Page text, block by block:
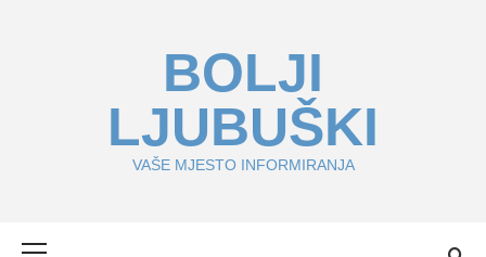
BOLJI
LJUBUŠKI
VAŠE MJESTO INFORMIRANJA